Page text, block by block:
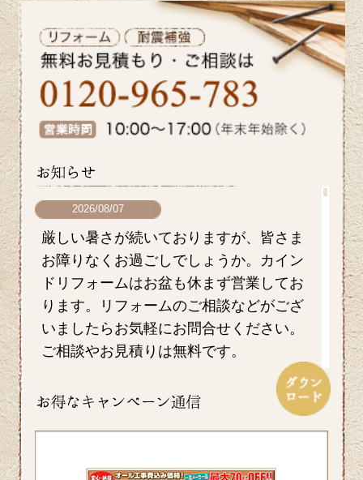
2026/08/07
厳しい暑さが続いておりますが、皆さま
お障りなくお過ごしでしょうか。カイン
ドリフォームはお盆も休まず営業してお
ります。リフォームのご相談などがござ
いましたらお気軽にお問合せください。
ご相談やお見積りは無料です。
2026/07/17
毎日暑い日が続きますがお元気にお過ご
分を適時摂るなど熱中症対策をしっかり